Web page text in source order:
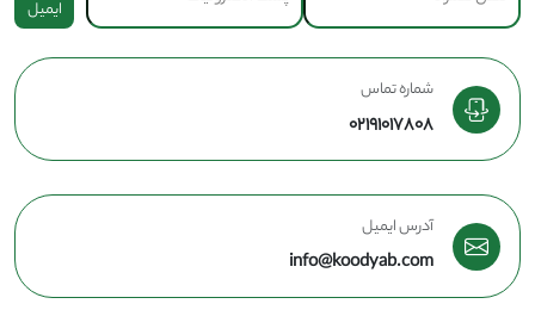
ایمیل
شماره تماس
02191017808
آدرس ایمیل
info@koodyab.com